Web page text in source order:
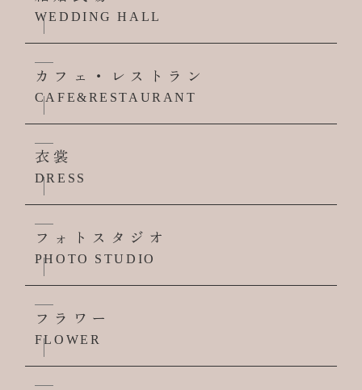
WEDDING HALL
カフェ・レストラン
CAFE&RESTAURANT
衣裳
DRESS
フォトスタジオ
PHOTO STUDIO
フラワー
FLOWER